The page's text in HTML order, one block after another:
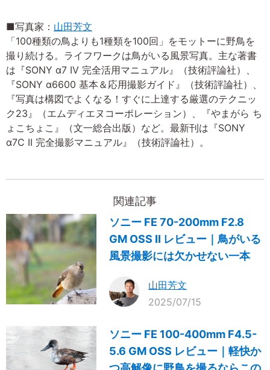
■写真家： 山田芳文
「100種類の鳥よりも1種類を100回」をモットーに野鳥を
撮り続ける。ライフワークは鳥がいる風景写真。主な著書
は『SONY α7 IV 完全活用マニュアル』（技術評論社）、
『SONY α6600 基本＆応用撮影ガイド』（技術評論社）、
『写真は構図でよくなる！すぐに上達する厳選のテクニッ
ク23』（エムディエヌコーポレーション）、『やまがら ち
ょこちょこ』（文一総合出版）など。最新刊は『SONY
α7C II 完全撮影マニュアル』（技術評論社）。
関連記事
ソニー FE 70-200mm F2.8
GM OSS II レビュー｜鳥がいる
風景撮影には欠かせない一本
山田芳文
2025/07/15
ソニー FE 100-400mm F4.5-
5.6 GM OSS レビュー｜軽快か